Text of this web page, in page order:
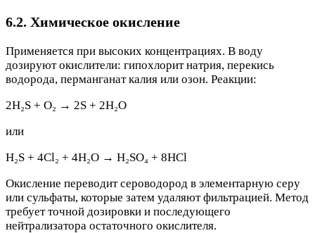
6.2. Химическое окисление
Применяется при высоких концентрациях. В воду
дозируют окислители: гипохлорит натрия, перекись
водорода, перманганат калия или озон. Реакции:
2H₂S + O₂ → 2S + 2H₂O
или
H₂S + 4Cl₂ + 4H₂O → H₂SO₄ + 8HCl
Окисление переводит сероводород в элементарную серу
или сульфаты, которые затем удаляют фильтрацией. Метод
требует точной дозировки и последующего
нейтрализатора остаточного окислителя.